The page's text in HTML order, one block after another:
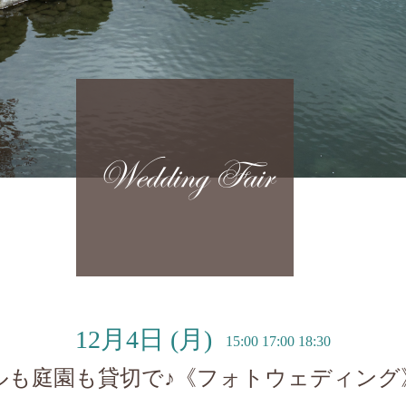
Wedding Fair
12月4日 (月) 15:00 17:00 18:30
も庭園も貸切で♪《フォトウェディング